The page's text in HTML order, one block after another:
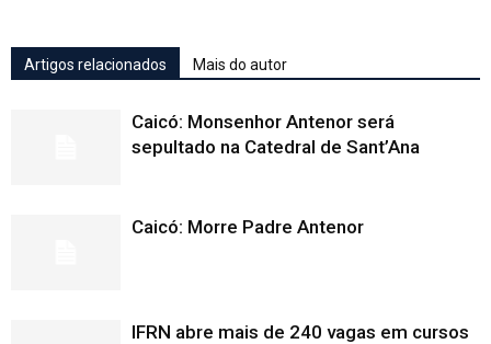
Artigos relacionados Mais do autor
Caicó: Monsenhor Antenor será
sepultado na Catedral de Sant’Ana
Caicó: Morre Padre Antenor
IFRN abre mais de 240 vagas em cursos